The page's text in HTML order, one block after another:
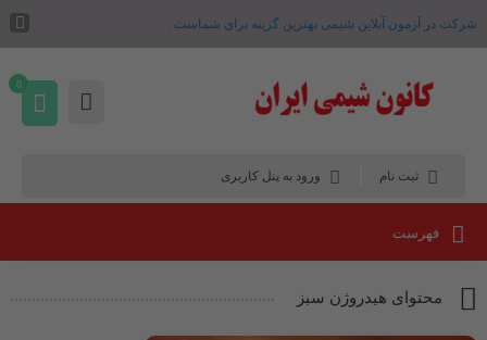
شرکت در آزمون آنلاین شیمی بهترین گزینه برای شماست .
ثبت نام ورود به پنل کاربری
0
فهرست
محتوای هیدروژن سبز